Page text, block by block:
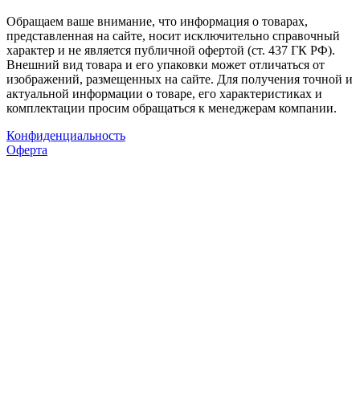
Обращаем ваше внимание, что информация о товарах,
представленная на сайте, носит исключительно справочный
характер и не является публичной офертой (ст. 437 ГК РФ).
Внешний вид товара и его упаковки может отличаться от
изображений, размещенных на сайте. Для получения точной и
актуальной информации о товаре, его характеристиках и
комплектации просим обращаться к менеджерам компании.
Конфиденциальность
Оферта